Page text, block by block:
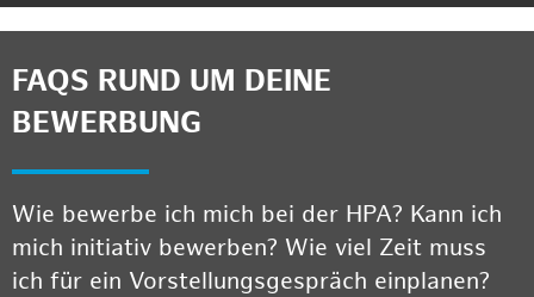
FAQS RUND UM DEINE
BEWERBUNG
Wie bewerbe ich mich bei der HPA? Kann ich
mich initiativ bewerben? Wie viel Zeit muss
ich für ein Vorstellungsgespräch einplanen?